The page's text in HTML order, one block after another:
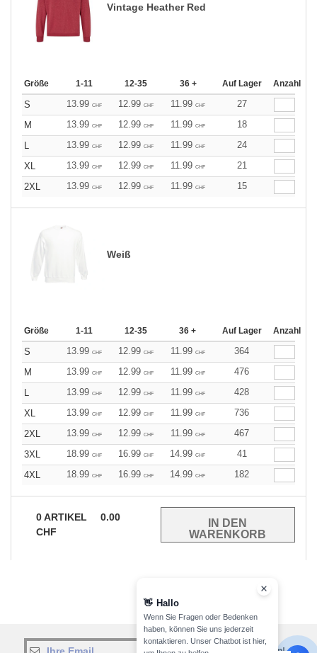
Vintage Heather Red
Größe 1-11 12-35 36 + Auf Lager Anzahl
S 13.99 CHF 12.99 CHF 11.99 CHF
27
M
13.99 CHF 12.99 CHF 11.99 CHF
18
L
13.99 CHF 12.99 CHF 11.99 CHF
24
XL
13.99 CHF 12.99 CHF 11.99 CHF
21
2XL
13.99 CHF 12.99 CHF 11.99 CHF 15
Weiß
Größe 1-11 12-35 36 + Auf Lager Anzahl
S 13.99 CHF 12.99 CHF 11.99 CHF
364
M
13.99 CHF 12.99 CHF 11.99 CHF
476
L
13.99 CHF 12.99 CHF 11.99 CHF
428
XL
13.99 CHF 12.99 CHF 11.99 CHF
736
2XL
13.99 CHF 12.99 CHF 11.99 CHF
467
3XL
18.99 CHF 16.99 CHF 14.99 CHF
41
4XL
18.99 CHF 16.99 CHF 14.99 CHF 182
0ARTIKEL
0.00
CHF
👋 Hallo
Wenn Sie Fragen oder Bedenken
haben, können Sie uns jederzeit
kontaktieren. Unser Chatbot ist hier,